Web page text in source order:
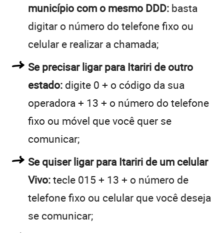
município com o mesmo DDD: basta
digitar o número do telefone fixo ou
celular e realizar a chamada;
Se precisar ligar para Itariri de outro
estado: digite 0 + o código da sua
operadora + 13 + o número do telefone
fixo ou móvel que você quer se
comunicar;
Se quiser ligar para Itariri de um celular
Vivo:tecle 015 + 13 + o número de
telefone fixo ou celular que você deseja
se comunicar;